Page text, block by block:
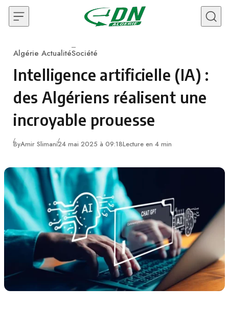
Skip to content
Category
Algérie ActualitéSociété
Intelligence artificielle (IA) :
des Algériens réalisent une
incroyable prouesse
ByAmir Slimani24 mai 2025 à 09:18Lecture en 4 min